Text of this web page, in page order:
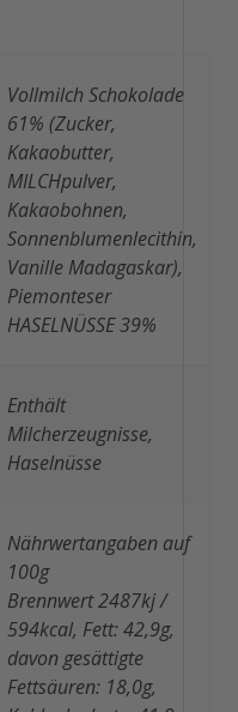
Vollmilch Schokolade
61% (Zucker,
Kakaobutter,
MILCHpulver,
Kakaobohnen,
Sonnenblumenlecithin,
Vanille Madagaskar),
Piemonteser
HASELNÜSSE 39%
Enthält
Milcherzeugnisse,
Haselnüsse
Nährwertangaben auf
100g
Brennwert 2487kj /
594kcal, Fett: 42,9g,
davon gesättigte
Fettsäuren: 18,0g,